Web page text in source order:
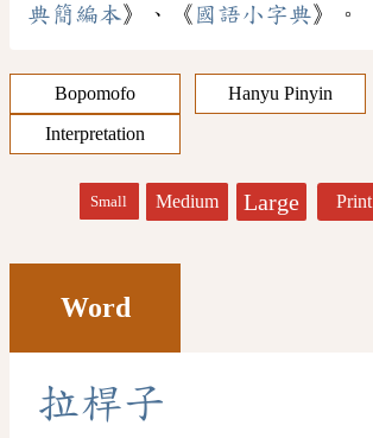
典簡編本》、《 國語小字典》。
Bopomofo
Hanyu Pinyin
Interpretation
Small Medium Large Print
Word
拉桿子